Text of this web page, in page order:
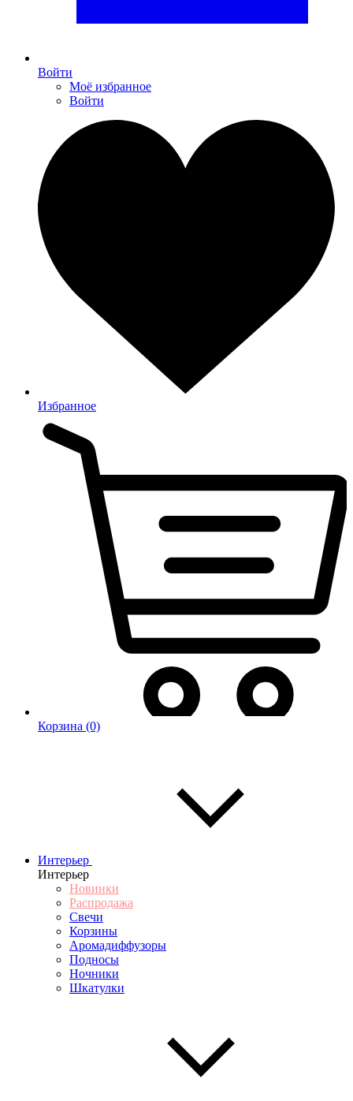
Войти
Моё избранное
Войти
Избранное
Корзина (0)
Интерьер
Интерьер
Новинки
Распродажа
Свечи
Корзины
Аромадиффузоры
Подносы
Ночники
Шкатулки